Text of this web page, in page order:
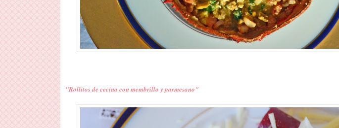
"Rollitos de cecina con membrillo y parmesano"